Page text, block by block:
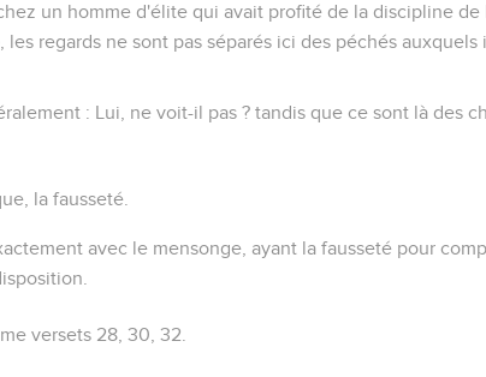
un homme d'élite qui avait profité de la discipline de
les regards ne sont pas séparés ici des péchés auxquels
: Lui, ne voit-il pas ? tandis que ce sont là des
la fausseté.
avec le mensonge, ayant la fausseté pour
versets 28, 30, 32.